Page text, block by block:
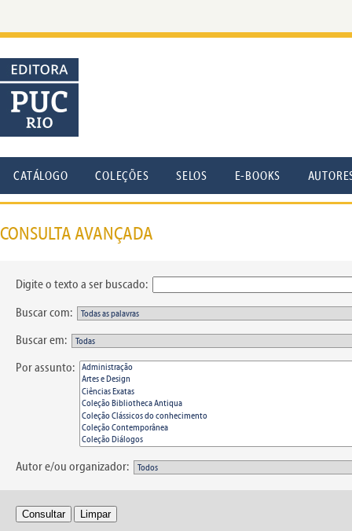
CATÁLOGO COLEÇÕES SELOS E-BOOKS
CONSULTA AVANÇADA
Digite o texto a ser buscado:
Buscar com:
Buscar em:
Por assunto:
Autor e/ou organizador: